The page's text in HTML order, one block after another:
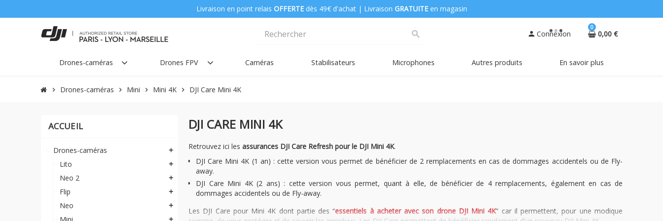
Livraison en point relais OFFERTEdès 49€ d'achat | Livraison GRATUITEen magasin
search person Connexion
0
0,00 €
Drones-caméras Drones FPV Caméras Stabilisateurs Microphones Autres produits En savoir plus
chevron_right Drones-caméras chevron_right Mini chevron_right Mini 4K chevron_right DJI Care Mini 4K
ACCUEIL
Drones-caméras add
Lito add
Neo 2 add
Flip add
Neo add
add
DJI CARE MINI 4K
Retrouvez ici les assurances DJI Care Refresh pour le DJI Mini 4K.
DJI Care Mini 4K (1 an) : cette version vous permet de bénéficier de 2 remplacements en cas de dommages accidentels ou de Fly-
away.
DJI Care Mini 4K (2 ans) : cette version vous permet, quant à elle, de bénéficier de 4 remplacements, également en cas de
dommages accidentels ou de Fly-away.
Les DJI Care pour Mini 4K dont partie des “essentiels à acheter avec son drone DJI Mini 4K” car il permettent, pour une modique